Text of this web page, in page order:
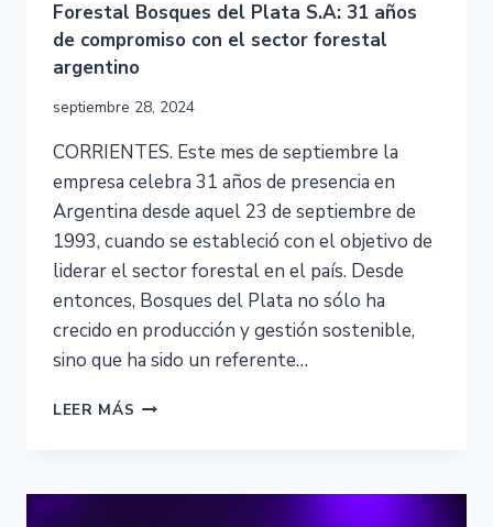
Forestal Bosques del Plata S.A: 31 años
de compromiso con el sector forestal
argentino
septiembre 28, 2024
CORRIENTES. Este mes de septiembre la
empresa celebra 31 años de presencia en
Argentina desde aquel 23 de septiembre de
1993, cuando se estableció con el objetivo de
liderar el sector forestal en el país. Desde
entonces, Bosques del Plata no sólo ha
crecido en producción y gestión sostenible,
sino que ha sido un referente…
LEER MÁS